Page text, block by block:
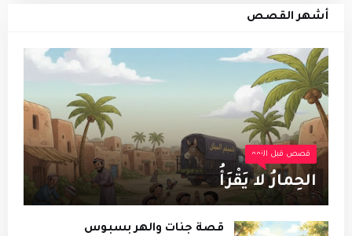
أشهر القصص
قصص قبل النوم
الحِمارُ لا يَقْرَأُ
قصة جنات والهر بسبوس